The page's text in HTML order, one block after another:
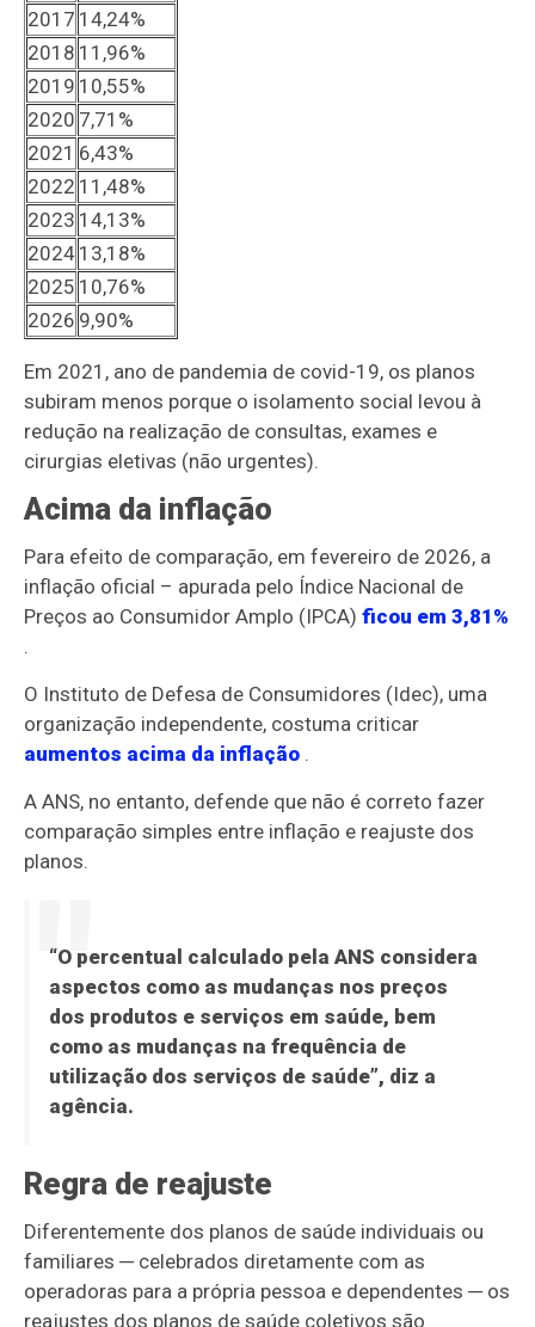
2017 14,24%
2018 11,96%
2019 10,55%
2020 7,71%
2021 6,43%
2022 11,48%
2023 14,13%
2024 13,18%
2025 10,76%
2026 9,90%
Em 2021, ano de pandemia de covid-19, os planos
subiram menos porque o isolamento social levou à
redução na realização de consultas, exames e
cirurgias eletivas (não urgentes).
Acima da inflação
Para efeito de comparação, em fevereiro de 2026, a
inflação oficial – apurada pelo Índice Nacional de
Preços ao Consumidor Amplo (IPCA)ficou em 3,81%
.
O Instituto de Defesa de Consumidores (Idec), uma
organização independente, costuma criticar
aumentos acima da inflação .
A ANS, no entanto, defende que não é correto fazer
comparação simples entre inflação e reajuste dos
planos.
“O percentual calculado pela ANS considera
aspectos como as mudanças nos preços
dos produtos e serviços em saúde, bem
como as mudanças na frequência de
utilização dos serviços de saúde”, diz a
agência.
Regra de reajuste
Diferentemente dos planos de saúde individuais ou
familiares ─ celebrados diretamente com as
operadoras para a própria pessoa e dependentes ─ os
reajustes dos planos de saúde coletivos são